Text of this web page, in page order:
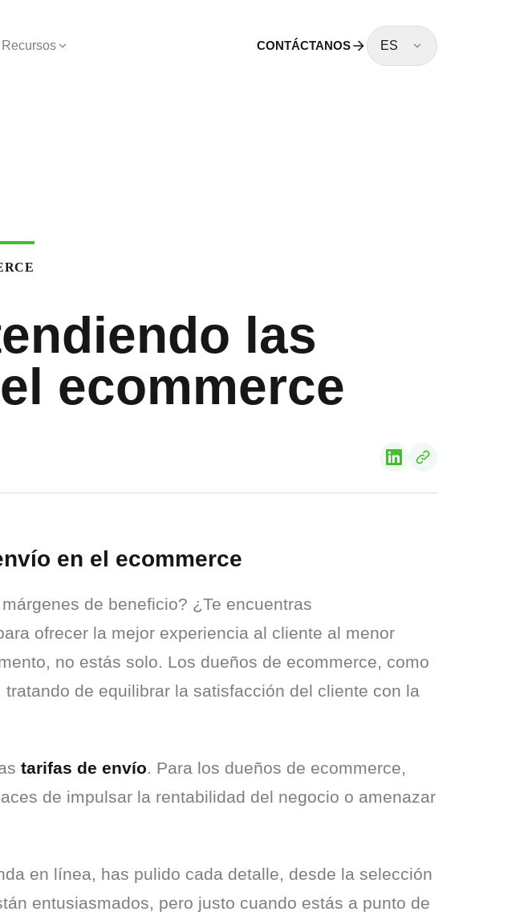
Recursos CONTÁCTANOS ES
las
ecommerce
en el ecommerce
de beneficio? ¿Te encuentras
ofrecer la mejor experiencia al cliente al menor
no estás solo. Los dueños de ecommerce, como
de equilibrar la satisfacción del cliente con la
tarifas de envío. Para los dueños de ecommerce,
de impulsar la rentabilidad del negocio o amenazar
en línea, has pulido cada detalle, desde la selección
entusiasmados, pero justo cuando estás a punto de